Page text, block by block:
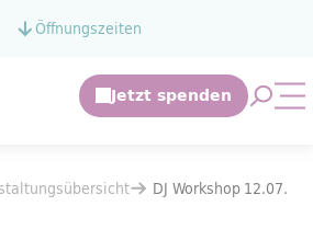
Öffnungszeiten
DJ Workshop12.07.